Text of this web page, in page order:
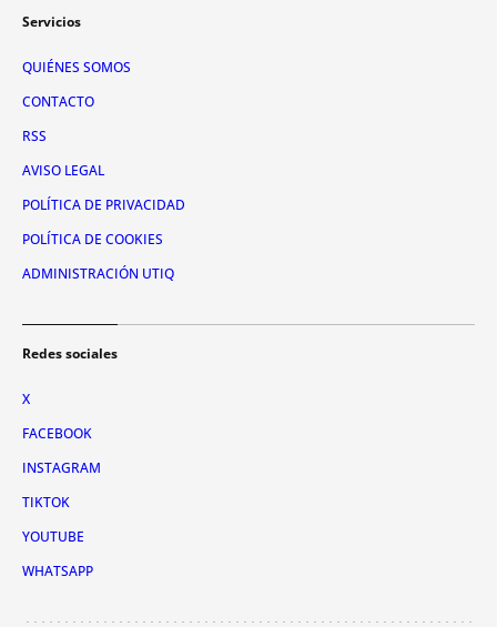
Servicios
QUIÉNES SOMOS
CONTACTO
RSS
AVISO LEGAL
POLÍTICA DE PRIVACIDAD
POLÍTICA DE COOKIES
ADMINISTRACIÓN UTIQ
Redes sociales
X
FACEBOOK
INSTAGRAM
TIKTOK
YOUTUBE
WHATSAPP